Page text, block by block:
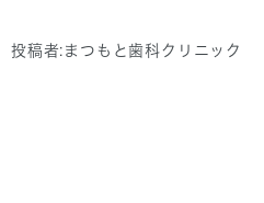
投稿者: まつもと歯科クリニック